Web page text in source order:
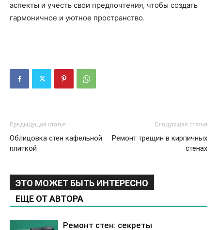
аспекты и учесть свои предпочтения, чтобы создать
гармоничное и уютное пространство.
Предыдущая статья
Облицовка стен кафельной
плиткой
Следующая статья
Ремонт трещин в кирпичных
стенах
ЭТО МОЖЕТ БЫТЬ ИНТЕРЕСНО
ЕЩЕ ОТ АВТОРА
Ремонт стен: секреты